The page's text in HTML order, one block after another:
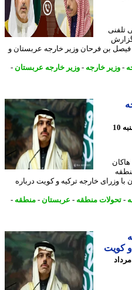
بن فرحان وزیر خارجه عربستان و
خارجه-وزیر خارجه عربستان-
- شنبه 10
خارجه ترکیه و کویت درباره
منطقه-عربستان-منطقه-